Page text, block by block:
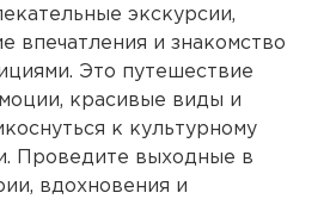
экскурсии,
впечатления и знакомство
Это путешествие
красивые виды и
к культурному
Проведите выходные в
вдохновения и